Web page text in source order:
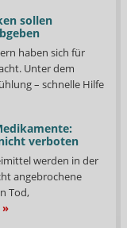
sollen
haben sich für
Unter dem
– schnelle Hilfe
verboten
werden in der
angebrochene
Tod,
»